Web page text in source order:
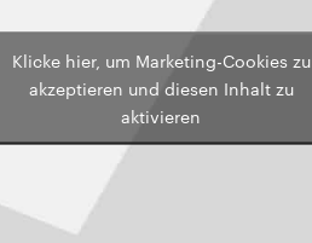
Klicke hier, um Marketing-Cookies zu
akzeptieren und diesen Inhalt zu
aktivieren